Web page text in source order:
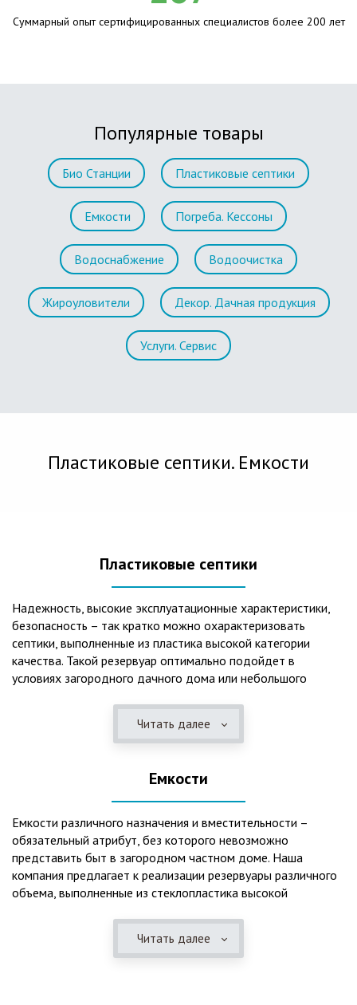
Суммарный опыт сертифицированных специалистов более 200 лет
Популярные товары
Био Станции Пластиковые септики
Емкости Погреба. Кессоны
Водоснабжение Водоочистка
Жироуловители Декор. Дачная продукция
Услуги. Сервис
Пластиковые септики. Емкости
Пластиковые септики
Надежность, высокие эксплуатационные характеристики,
безопасность – так кратко можно охарактеризовать
септики, выполненные из пластика высокой категории
качества. Такой резервуар оптимально подойдет в
условиях загородного дачного дома или небольшого
механическая и биологическая очистка канализационных
Главная причина популярности пластиковых и
также отнести:
безупречное качество изготовления;
стойкость к высокому давлению грунта (даже в
ненаполненном состоянии);
полная герметичность, что гарантирует отсутствие
Читать далее
Емкости
Емкости различного назначения и вместительности –
обязательный атрибут, без которого невозможно
представить быт в загородном частном доме. Наша
компания предлагает к реализации резервуары различного
объема, выполненные из стеклопластика высокой
одна из основных сфер их практического использования –
это организация центров очистки, обустройство
Читать далее